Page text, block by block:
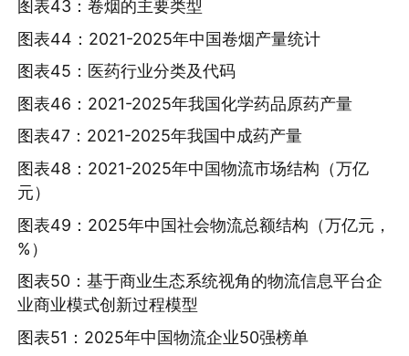
图表43：卷烟的主要类型
图表44：2021-2025年中国卷烟产量统计
图表45：医药行业分类及代码
图表46：2021-2025年我国化学药品原药产量
图表47：2021-2025年我国中成药产量
图表48：2021-2025年中国物流市场结构（万亿
元）
图表49：2025年中国社会物流总额结构（万亿元，
%）
图表50：基于商业生态系统视角的物流信息平台企
业商业模式创新过程模型
图表51：2025年中国物流企业50强榜单